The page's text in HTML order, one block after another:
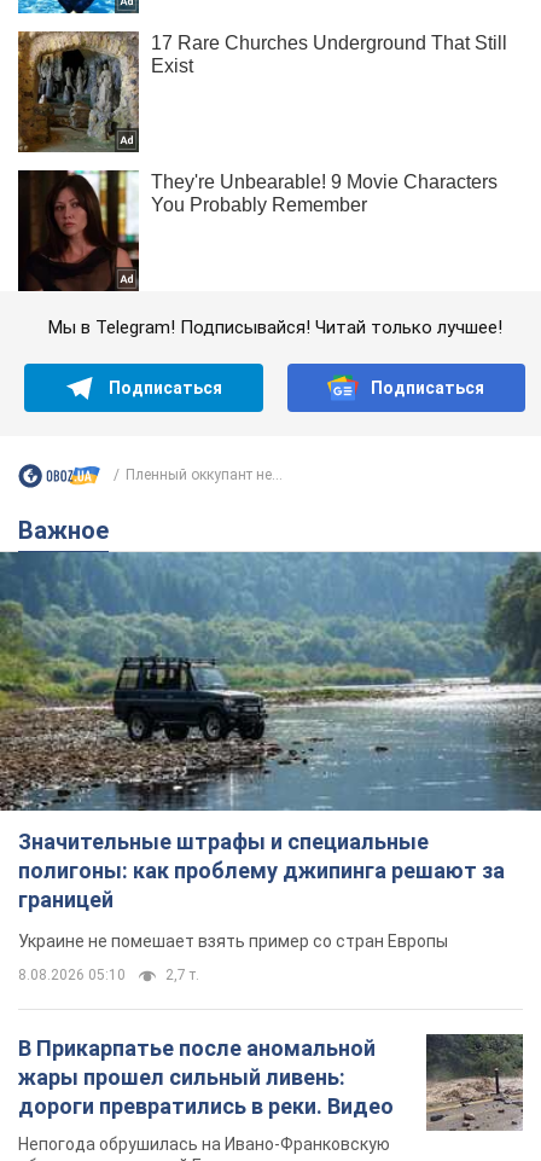
Мы в Telegram! Подписывайся! Читай только лучшее!
Подписаться Подписаться
Пленный оккупант не...
Важное
Значительные штрафы и специальные
полигоны: как проблему джипинга решают за
границей
Украине не помешает взять пример со стран Европы
8.08.2026 05:10 2,7 т.
В Прикарпатье после аномальной
жары прошел сильный ливень:
дороги превратились в реки. Видео
Непогода обрушилась на Ивано-Франковскую